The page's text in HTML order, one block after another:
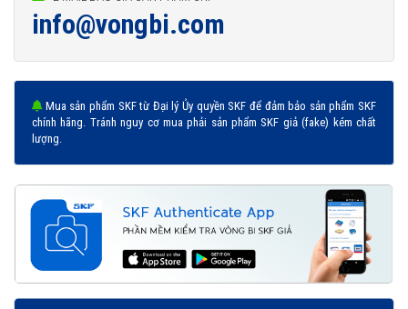
info@vongbi.com
Mua sản phẩm SKF từ Đại lý Ủy quyền SKF để đảm bảo sản phẩm SKF
chính hãng. Tránh nguy cơ mua phải sản phẩm SKF giả (fake) kém chất
lượng.